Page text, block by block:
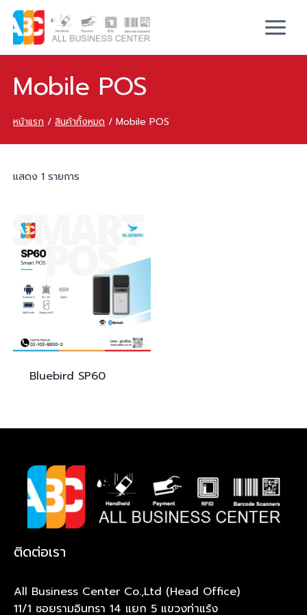
Mobile POS
หน้าแรก / สินค้าทั้งหมด / Mobile POS
แสดง 1 รายการ
Bluebird SP60
ติดต่อเรา
All Business Center Co.,Ltd (Head Office)
11/1 ซอยรามอินทรา 14 แยก 5 แขวงท่าแร้ง